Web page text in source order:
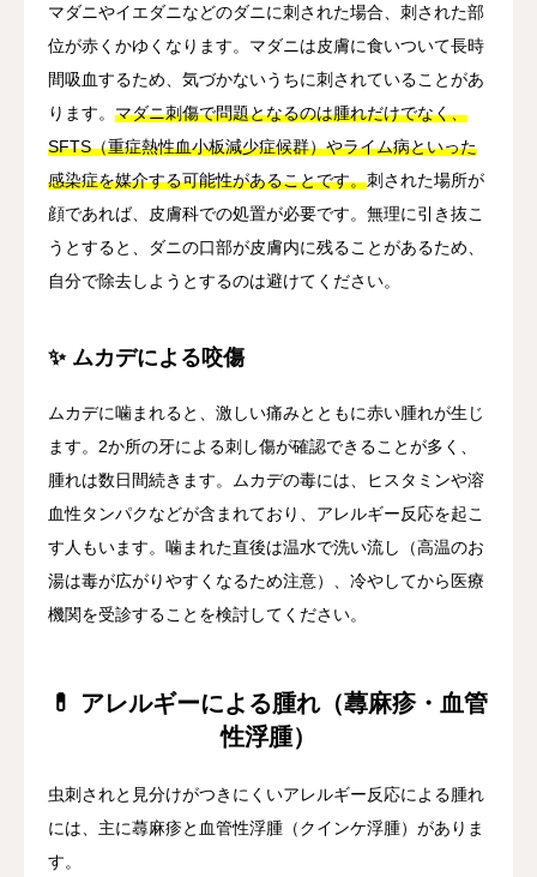
マダニやイエダニなどのダニに刺された場合、刺された部
位が赤くかゆくなります。マダニは皮膚に食いついて長時
間吸血するため、気づかないうちに刺されていることがあ
ります。 マダニ刺傷で問題となるのは腫れだけでなく、
SFTS（重症熱性血小板減少症候群）やライム病といった
感染症を媒介する可能性があることです。刺された場所が
顔であれば、皮膚科での処置が必要です。無理に引き抜こ
うとすると、ダニの口部が皮膚内に残ることがあるため、
自分で除去しようとするのは避けてください。
✨ ムカデによる咬傷
ムカデに噛まれると、激しい痛みとともに赤い腫れが生じ
ます。2か所の牙による刺し傷が確認できることが多く、
腫れは数日間続きます。ムカデの毒には、ヒスタミンや溶
血性タンパクなどが含まれており、アレルギー反応を起こ
す人もいます。噛まれた直後は温水で洗い流し（高温のお
湯は毒が広がりやすくなるため注意）、冷やしてから医療
機関を受診することを検討してください。
💊 アレルギーによる腫れ（蕁麻疹・血管
性浮腫）
虫刺されと見分けがつきにくいアレルギー反応による腫れ
には、主に蕁麻疹と血管性浮腫（クインケ浮腫）がありま
す。